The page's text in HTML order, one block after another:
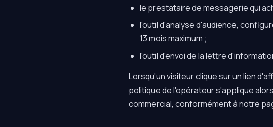
le prestataire de messagerie qui
l'outil d'analyse d'audience,
13 mois maximum ;
l'outil d'envoi de la lettre
Lorsqu'un visiteur clique sur un lien
politique de l'opérateur s'applique
commercial, conformément à notre